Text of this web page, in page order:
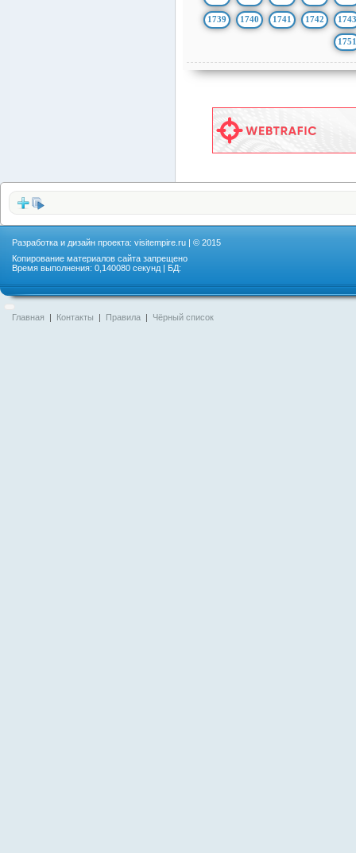
1739 1740 1741 1742 1743
1751
Разработка и дизайн проекта: visitempire.ru | © 2015
Копирование материалов сайта запрещено
Время выполнения: 0,140080 секунд | БД:
Главная | Контакты | Правила | Чёрный список